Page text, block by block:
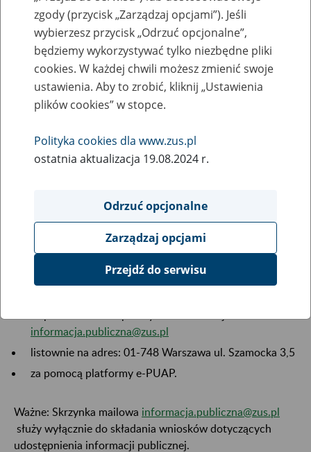
Dostęp do informacji publicznej
28 sierpnia
2020
Dostęp do informacji publicznej
Informacja publiczna jest to informacja o sprawach
publicznych. Informacje publiczne, które nie zostały
umieszczone w BIP, mogą być udostępnione na wniosek.
Wniosek o udostępnienie informacji publicznej można
złożyć:
informacja.publiczna@zus.pl
listownie na adres: 01-748 Warszawa ul. Szamocka 3,5
za pomocą platformy e-PUAP.
Ważne: Skrzynka mailowa informacja.publiczna@zus.pl
służy wyłącznie do składania wniosków dotyczących
udostępnienia informacji publicznej.
zgody (przycisk „Zarządzaj opcjami”). Jeśli
wybierzesz przycisk „Odrzuć opcjonalne”,
będziemy wykorzystywać tylko niezbędne pliki
cookies. W każdej chwili możesz zmienić swoje
ustawienia. Aby to zrobić, kliknij „Ustawienia
plików cookies” w stopce.
Polityka cookies dla www.zus.pl
ostatnia aktualizacja 19.08.2024 r.
Odrzuć opcjonalne
Zarządzaj opcjami
Przejdź do serwisu